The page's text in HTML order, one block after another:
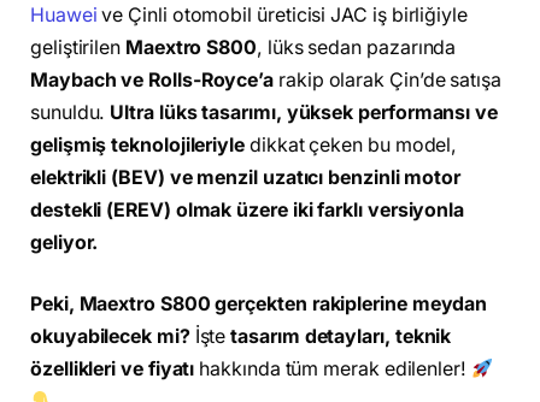
Huaweive Çinli otomobil üreticisi JAC iş birliğiyle
geliştirilen Maextro S800, lüks sedan pazarında
Maybach ve Rolls-Royce’a rakip olarak Çin’de satışa
sunuldu. Ultra lüks tasarımı, yüksek performansı ve
gelişmiş teknolojileriyle dikkat çeken bu model,
elektrikli (BEV) ve menzil uzatıcı benzinli motor
destekli (EREV) olmak üzere iki farklı versiyonla
geliyor.
Peki, Maextro S800 gerçekten rakiplerine meydan
okuyabilecek mi?İştetasarım detayları, teknik
özellikleri ve fiyatı hakkında tüm merak edilenler!